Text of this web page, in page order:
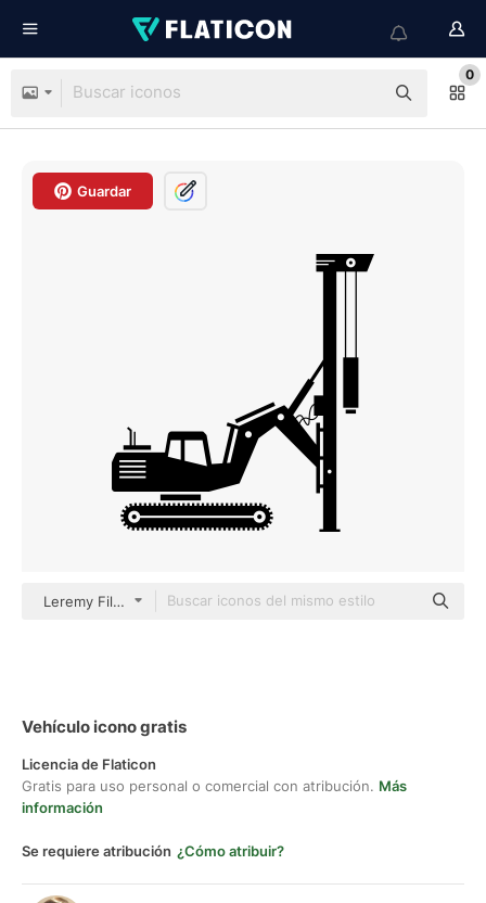
0
Guardar
Leremy Filled Black
Vehículo icono gratis
Licencia de Flaticon
Gratis para uso personal o comercial con atribución. Más
información
Se requiere atribución ¿Cómo atribuir?